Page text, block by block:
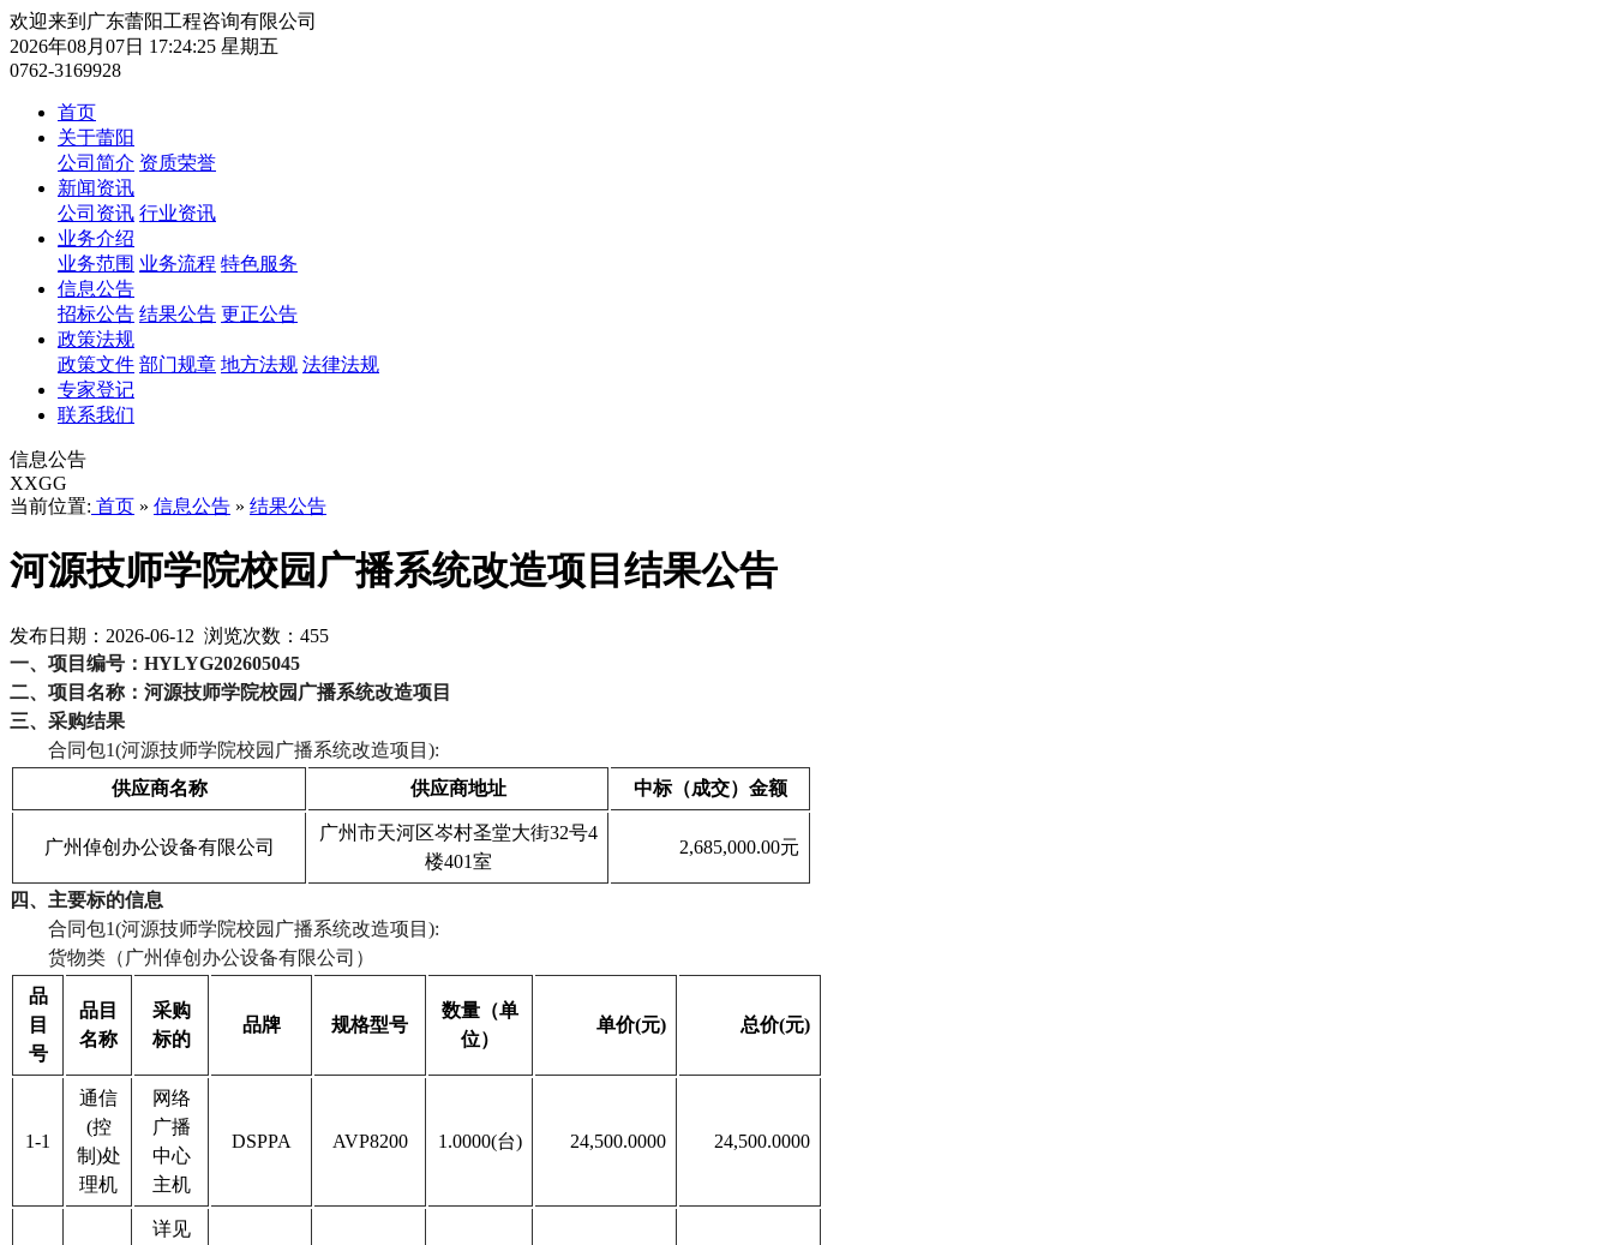
欢迎来到广东蕾阳工程咨询有限公司
2026年08月07日 17:24:25 星期五
0762-3169928
首页
关于蕾阳
公司简介 资质荣誉
新闻资讯
公司资讯 行业资讯
业务介绍
业务范围 业务流程 特色服务
信息公告
招标公告 结果公告 更正公告
政策法规
政策文件 部门规章 地方法规 法律法规
专家登记
联系我们
信息公告
XXGG
当前位置: 首页 » 信息公告 » 结果公告
河源技师学院校园广播系统改造项目结果公告
发布日期：2026-06-12 浏览次数： 455
一、项目编号： HYLYG202605045
二、项目名称：河源技师学院校园广播系统改造项目
三、采购结果
合同包1(河源技师学院校园广播系统改造项目):
供应商名称
供应商地址 中标（成交）金额
广州倬创办公设备有限公司
广州市天河区岑村圣堂大街32号4
楼401室
2,685,000.00元
四、主要标的信息
合同包1(河源技师学院校园广播系统改造项目):
货物类（广州倬创办公设备有限公司）
品
目
号
品目
名称
采购
标的
品牌 规格型号
数量（单
位）
单价(元) 总价(元)
1-1
通信
(控
制)处
理机
网络
广播
中心
主机
DSPPA AVP8200 1.0000(台) 24,500.0000 24,500.0000
详见